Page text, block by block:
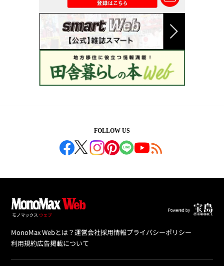
FOLLOW US
MonoMax Webとは？運営会社採用情報プライバシーポリシー
利用規約広告掲載について